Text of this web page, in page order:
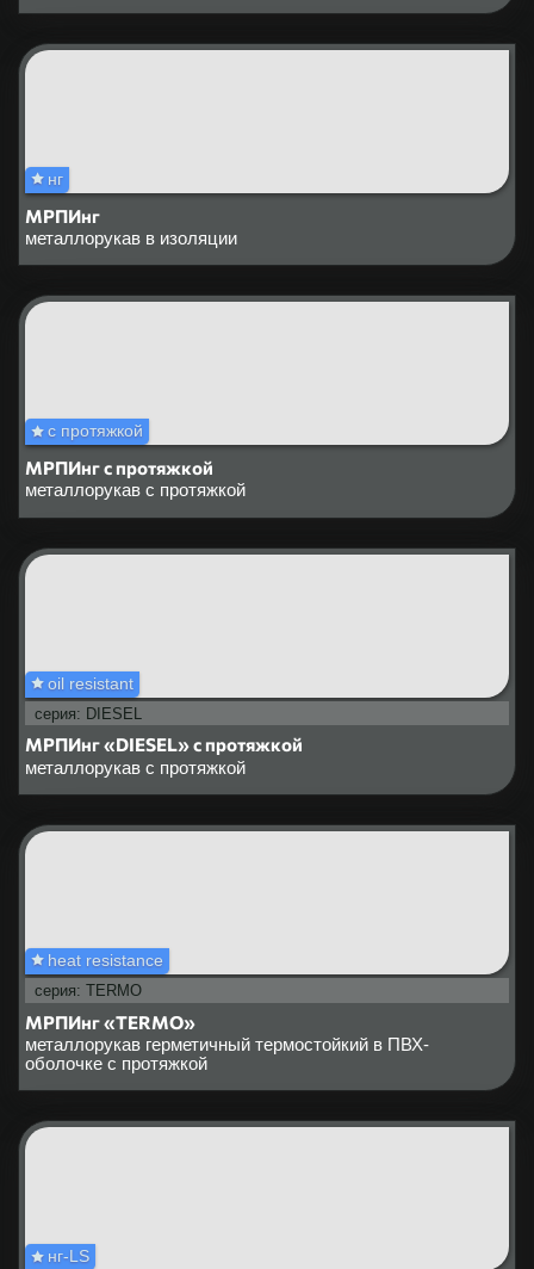
нг
МРПИнг
металлорукав в изоляции
с протяжкой
МРПИнг с протяжкой
металлорукав с протяжкой
oil resistant
серия: DIESEL
МРПИнг «DIESEL» с протяжкой
металлорукав с протяжкой
heat resistance
серия: TERMO
МРПИнг «TERMO»
металлорукав герметичный термостойкий в ПВХ-
оболочке с протяжкой
нг-LS